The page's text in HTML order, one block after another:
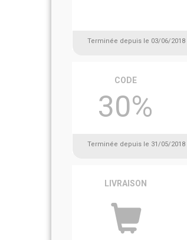
Terminée depuis le 03/06/2018
CODE
30%
Terminée depuis le 31/05/2018
LIVRAISON